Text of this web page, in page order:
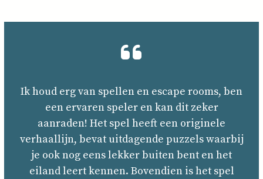
Ik houd erg van spellen en escape rooms, ben
een ervaren speler en kan dit zeker
aanraden! Het spel heeft een originele
verhaallijn, bevat uitdagende puzzels waarbij
je ook nog eens lekker buiten bent en het
eiland leert kennen. Bovendien is het spel